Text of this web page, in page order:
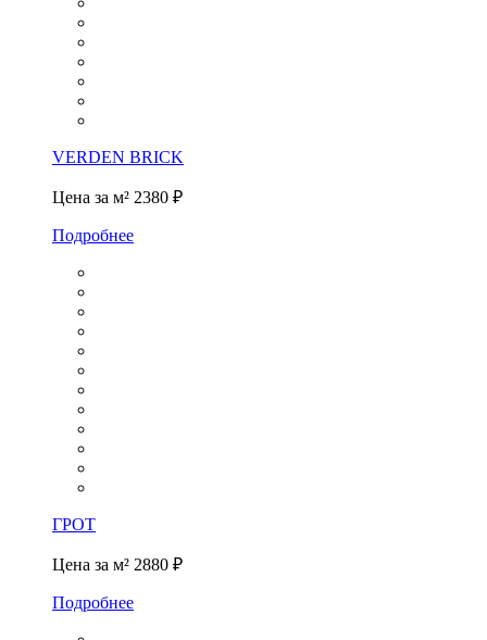
VERDEN BRICK
Цена за м² 2380 ₽
Подробнее
ГРОТ
Цена за м² 2880 ₽
Подробнее